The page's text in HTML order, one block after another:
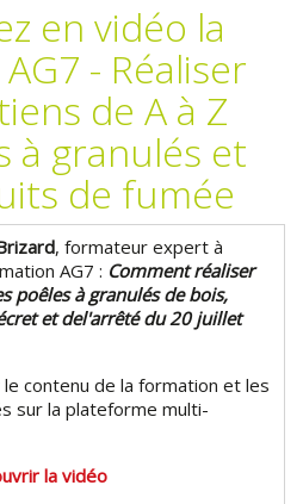
en vidéo la
- Réaliser
de A à Z
à granulés et
de fumée
, formateur expert à
AG7 : Comment réaliser
poêles à granulés de bois,
et del'arrêté du 20 juillet
contenu de la formation et les
sur la plateforme multi-
la vidéo